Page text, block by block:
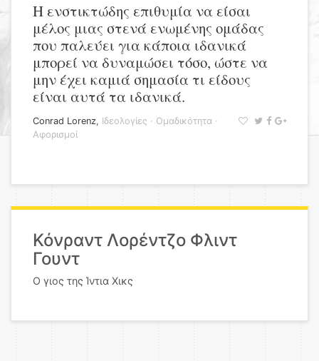
Η ενστικτώδης επιθυμία να είσαι
μέλος μιας στενά ενωμένης ομάδας
που παλεύει για κάποια ιδανικά
μπορεί να δυναμώσει τόσο, ώστε να
μην έχει καμιά σημασία τι είδους
είναι αυτά τα ιδανικά.
Conrad Lorenz, Ιδεολογίες · Ομαδικότητα ·
Αφορισμοί
Κόνραντ Λορέντζο Φλιντ
Γουντ
Ο γιος της Ίντια Χικς